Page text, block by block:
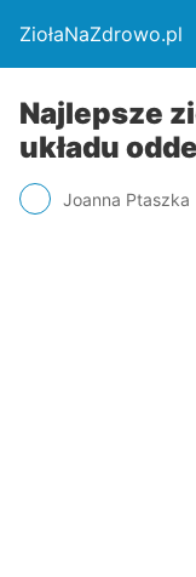
ZiołaNaZdrowo.pl
Najlepsze
układu
Joanna Ptaszka